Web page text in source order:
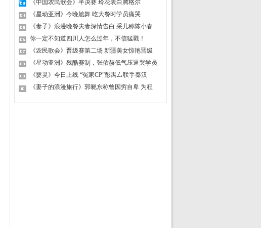
《中国农民歌会》半决赛 玲花表白腾格尔
《星动亚洲》今晚尬舞 吃大餐时学员痛哭
《妻子》浪漫晚餐夫妻深情告白 采儿称陈小春
你一定不知道四川人怎么过年，不信猛戳！
《农民歌会》晋级赛第二场 新疆美女惊艳晋级
《星动亚洲》残酷赛制，张佑赫低气压逼哭学员
《婴灵》今日上线 “冤家CP”彭禺厶联手秦汉
《妻子的浪漫旅行》郭晓东称曾因穷自卑 为程